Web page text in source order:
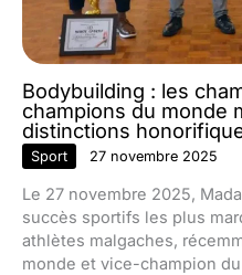
Bodybuilding : les
champions du monde
distinctions
Sport 27 novembre 2025
Le 27 novembre 2025,
succès sportifs les plus
athlètes malgaches,
monde et vice-champion